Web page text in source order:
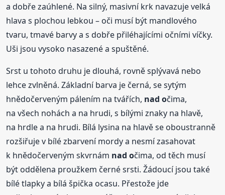
a dobře zaúhlené. Na silný, masivní krk navazuje velká
hlava s plochou lebkou – oči musí být mandlového
tvaru, tmavé barvy a s dobře přiléhajícími očními víčky.
Uši jsou vysoko nasazené a spuštěné.
Srst u tohoto druhu je dlouhá, rovně splývavá nebo
lehce zvlněná. Základní barva je černá, se sytým
hnědočerveným pálením na tvářích, nad očima,
na všech nohách a na hrudi, s bílými znaky na hlavě,
na hrdle a na hrudi. Bílá lysina na hlavě se oboustranně
rozšiřuje v bílé zbarvení mordy a nesmí zasahovat
k hnědočerveným skvrnám nad očima, od těch musí
být oddělena proužkem černé srsti. Žádoucí jsou také
bílé tlapky a bílá špička ocasu. Přestože jde